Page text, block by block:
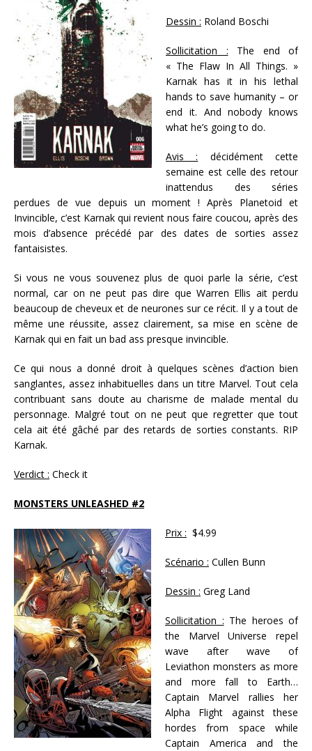
Dessin : Roland Boschi
Sollicitation : The end of
« The Flaw In All Things. »
Karnak has it in his lethal
hands to save humanity – or
end it. And nobody knows
what he’s going to do.
Avis : décidément cette
semaine est celle des retour
inattendus des séries
perdues de vue depuis un moment ! Après Planetoid et
Invincible, c’est Karnak qui revient nous faire coucou, après des
mois d’absence précédé par des dates de sorties assez
fantaisistes.
Si vous ne vous souvenez plus de quoi parle la série, c’est
normal, car on ne peut pas dire que Warren Ellis ait perdu
beaucoup de cheveux et de neurones sur ce récit. Il y a tout de
même une réussite, assez clairement, sa mise en scène de
Karnak qui en fait un bad ass presque invincible.
Ce qui nous a donné droit à quelques scènes d’action bien
sanglantes, assez inhabituelles dans un titre Marvel. Tout cela
contribuant sans doute au charisme de malade mental du
personnage. Malgré tout on ne peut que regretter que tout
cela ait été gâché par des retards de sorties constants. RIP
Karnak.
Verdict : Check it
MONSTERS UNLEASHED #2
Prix : $4.99
Scénario : Cullen Bunn
Dessin : Greg Land
Sollicitation : The heroes of
the Marvel Universe repel
wave after wave of
Leviathon monsters as more
and more fall to Earth…
Captain Marvel rallies her
Alpha Flight against these
hordes from space while
Captain America and the